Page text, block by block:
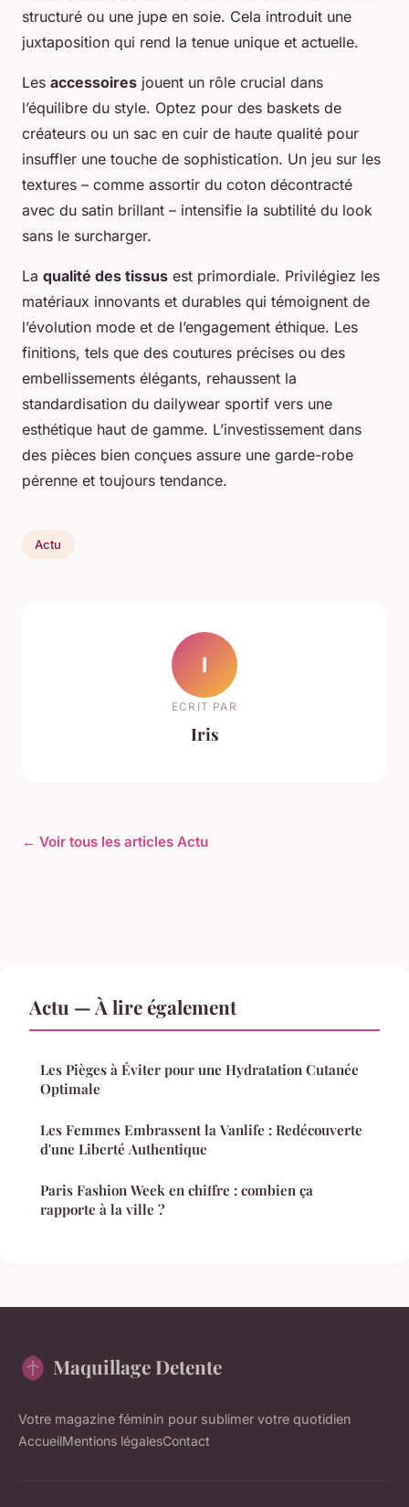
structuré ou une jupe en soie. Cela introduit une
juxtaposition qui rend la tenue unique et actuelle.
Les accessoires jouent un rôle crucial dans
l’équilibre du style. Optez pour des baskets de
créateurs ou un sac en cuir de haute qualité pour
insuffler une touche de sophistication. Un jeu sur les
textures – comme assortir du coton décontracté
avec du satin brillant – intensifie la subtilité du look
sans le surcharger.
La qualité des tissus est primordiale. Privilégiez les
matériaux innovants et durables qui témoignent de
l’évolution mode et de l’engagement éthique. Les
finitions, tels que des coutures précises ou des
embellissements élégants, rehaussent la
standardisation du dailywear sportif vers une
esthétique haut de gamme. L’investissement dans
des pièces bien conçues assure une garde-robe
pérenne et toujours tendance.
Actu
I
ECRIT PAR
Iris
← Voir tous les articles Actu
Actu — À lire également
Les Pièges à Éviter pour une Hydratation Cutanée
Optimale
Les Femmes Embrassent la Vanlife : Redécouverte
d'une Liberté Authentique
Paris Fashion Week en chiffre : combien ça
rapporte à la ville ?
Maquillage Detente
Votre magazine féminin pour sublimer votre quotidien
AccueilMentions légalesContact